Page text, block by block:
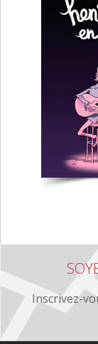
Inscrivez-